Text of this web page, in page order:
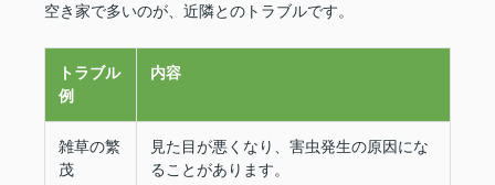
空き家で多いのが、近隣とのトラブルです。
トラブル
例
内容
雑草の繁
茂
見た目が悪くなり、害虫発生の原因にな
ることがあります。